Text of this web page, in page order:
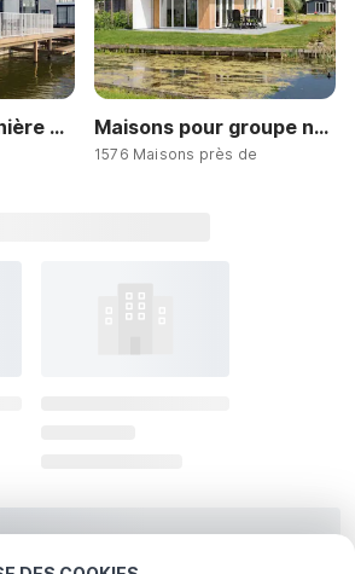
Locations de dernière minute Maisons pour groupe nombreux
1576 Maisons près de